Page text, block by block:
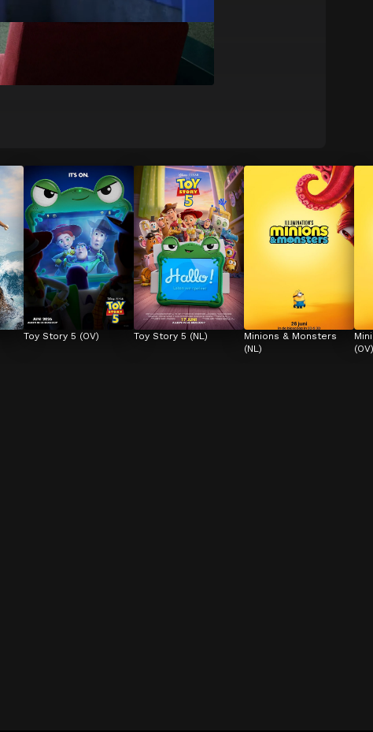
Toy Story 5 (OV) Toy Story 5 (NL)
Minions & Monsters
(NL)
(OV)